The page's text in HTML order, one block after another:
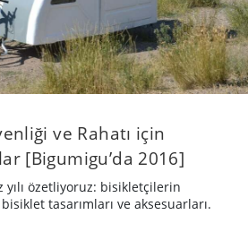
ve Rahatı için
[Bigumigu’da 2016]
yılı özetliyoruz: bisikletçilerin
tasarımları ve aksesuarları.